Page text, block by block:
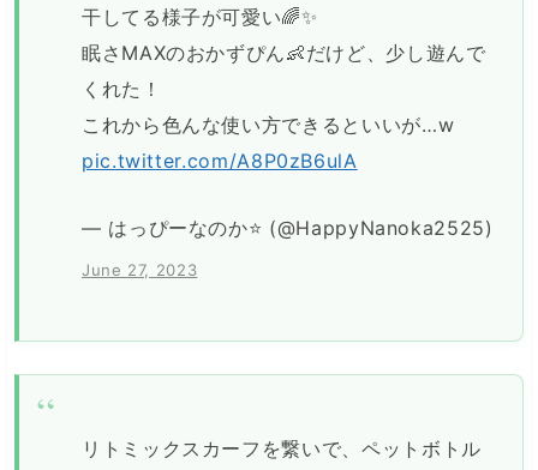
干してる様子が可愛い🌈✨
眠さMAXのおかずぴん👶だけど、少し遊んで
くれた！
これから色んな使い方できるといいが…w
pic.twitter.com/A8P0zB6ulA
— はっぴーなのか⭐ (@HappyNanoka2525)
June 27, 2023
リトミックスカーフを繋いで、ペットボトル